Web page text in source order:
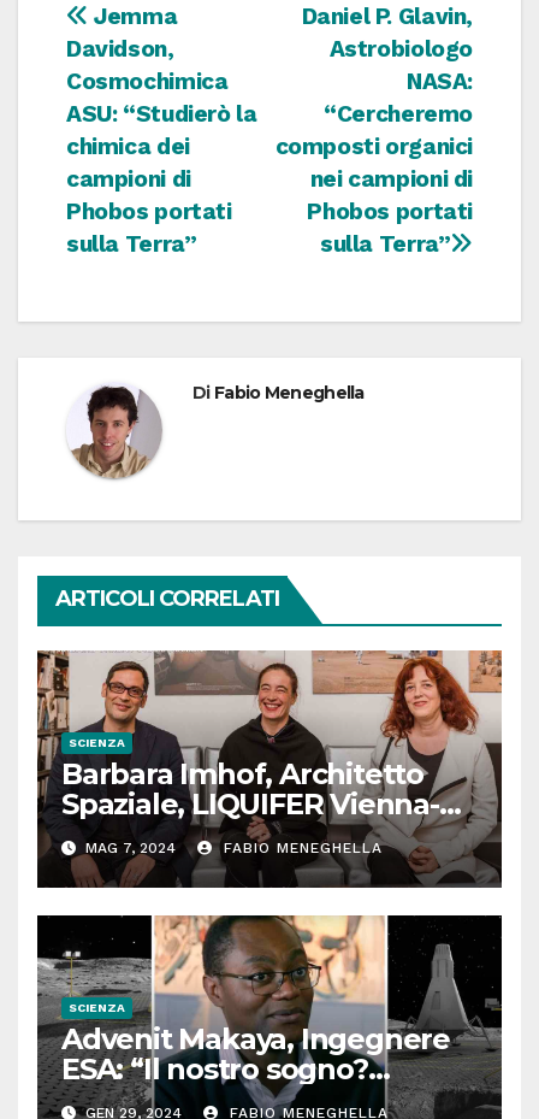
Navigazione
articoli
Daniel P. Glavin,
Astrobiologo
NASA:
“Cercheremo
composti organici
nei campioni di
Phobos portati
sulla Terra”
Jemma
Davidson,
Cosmochimica
ASU: “Studierò la
chimica dei
campioni di
Phobos portati
sulla Terra”
Di Fabio Meneghella
ARTICOLI CORRELATI
SCIENZA
Barbara Imhof, Architetto
Spaziale, LIQUIFER Vienna-
Brema: “Progettiamo habitat
per lo Spazio”
MAG 7, 2024 FABIO MENEGHELLA
SCIENZA
Advenit Makaya, Ingegnere
ESA: “Il nostro sogno?
Costruire strade sulla Luna”
GEN 29, 2024 FABIO MENEGHELLA